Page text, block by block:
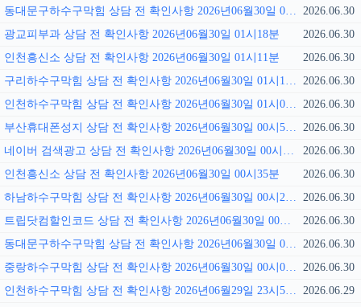
동대문구하수구막힘 상담 전 확인사항 2026년06월30일 01시25분 2026.06.30
광교피부과 상담 전 확인사항 2026년06월30일 01시18분
2026.06.30
인천흥신소 상담 전 확인사항 2026년06월30일 01시11분
2026.06.30
구리하수구막힘 상담 전 확인사항 2026년06월30일 01시11분 2026.06.30
인천하수구막힘 상담 전 확인사항 2026년06월30일 01시00분 2026.06.30
부산휴대폰성지 상담 전 확인사항 2026년06월30일 00시53분 2026.06.30
네이버 검색광고 상담 전 확인사항 2026년06월30일 00시38분
2026.06.30
인천흥신소 상담 전 확인사항 2026년06월30일 00시35분
2026.06.30
하남하수구막힘 상담 전 확인사항 2026년06월30일 00시27분 2026.06.30
트립닷컴할인코드 상담 전 확인사항 2026년06월30일 00시16분
2026.06.30
동대문구하수구막힘 상담 전 확인사항 2026년06월30일 00시12분 2026.06.30
중랑하수구막힘 상담 전 확인사항 2026년06월30일 00시01분 2026.06.30
인천하수구막힘 상담 전 확인사항 2026년06월29일 23시56분 2026.06.29